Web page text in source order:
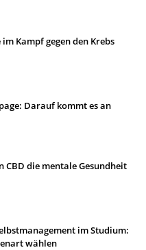
Kampf gegen den Krebs
Darauf kommt es an
CBD die mentale Gesundheit
im Studium:
wählen